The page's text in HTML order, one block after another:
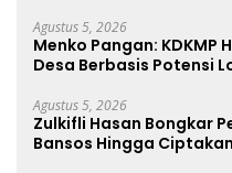
Agustus 5, 2026
Menko Pangan: KDKMP
Desa Berbasis Potensi
Agustus 5, 2026
Zulkifli Hasan Bongkar
Bansos Hingga